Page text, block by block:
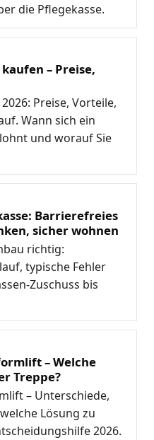
die Pflegekasse.
– Preise,
Preise, Vorteile,
Wann sich ein
und worauf Sie
Barrierefreies
sicher wohnen
richtig:
typische Fehler
Zuschuss bis
– Welche
Treppe?
– Unterschiede,
Lösung zu
2026.